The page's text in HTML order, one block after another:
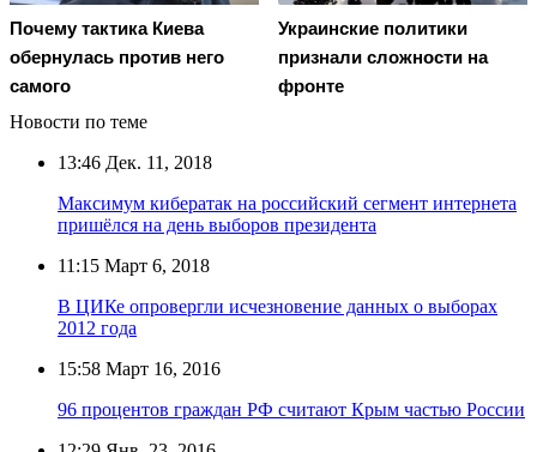
Почему тактика Киева
обернулась против него
самого
Украинские политики
признали сложности на
фронте
Новости по теме
13:46 Дек. 11, 2018
Максимум кибератак на российский сегмент интернета
пришёлся на день выборов президента
11:15 Март 6, 2018
В ЦИКе опровергли исчезновение данных о выборах
2012 года
15:58 Март 16, 2016
96 процентов граждан РФ считают Крым частью России